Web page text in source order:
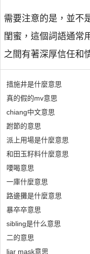
需要注意的是，並不
閨蜜，這個詞語通常
之間有著深厚信任和
措施井是什麼意思
真的假的mv意思
chiang中文意思
跗節的意思
派上用場是什麼意思
和田玉籽料什麼意思
喓喝意思
一庫什麼意思
路邊攤是什麼意思
暴卒卒意思
sibling是什么意思
二的意思
liar mask意思